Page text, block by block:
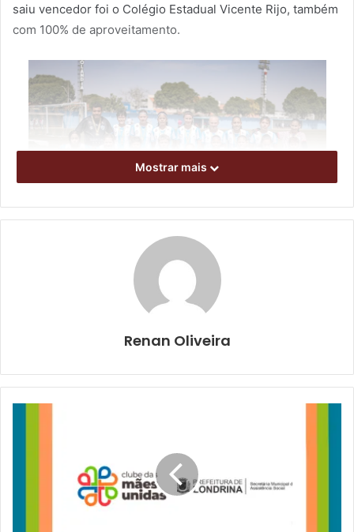
saiu vencedor foi o Colégio Estadual Vicente Rijo, também
com 100% de aproveitamento.
Time Sub-14 do LEC/Tsuru comandado por Reginaldo Silva.
Foto: Marcia Busuttil / LEC Tsuru
Ambos os times representaram a cidade vestindo as cores
parceria com a Associação Esportiva Tsuru, patrocinado
recursos do Fundo Especial de Incentivo a Projetos
Esportivos (Feipe), programa gerido pela Fundação de
O que não faltou nesta edição foi bola na rede. Somados
os desempenhos das duas equipes, o cômputo totalizou
quatro partidas jogadas e um total de 40 gols marcados
Mostrar mais
Renan Oliveira